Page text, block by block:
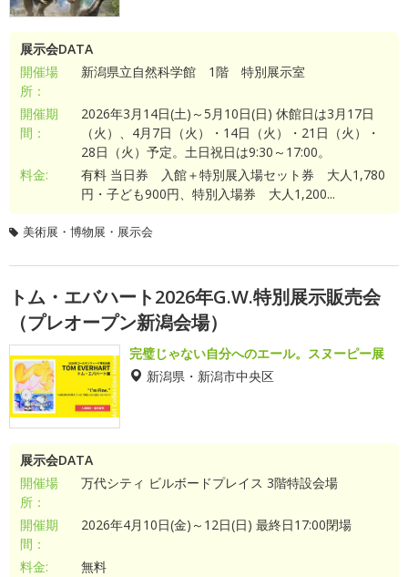
展示会DATA
開催場
所：
新潟県立自然科学館 1階 特別展示室
開催期
間：
2026年3月14日(土)～5月10日(日) 休館日は3月17日
（火）、4月7日（火）・14日（火）・21日（火）・
28日（火）予定。土日祝日は9:30～17:00。
料金:
有料 当日券 入館＋特別展入場セット券 大人1,780
円・子ども900円、特別入場券 大人1,200...
美術展・博物展・展示会
トム・エバハート2026年G.W.特別展示販売会
（プレオープン新潟会場）
完璧じゃない自分へのエール。スヌーピー展
新潟県・新潟市中央区
展示会DATA
開催場
所：
万代シティ ビルボードプレイス 3階特設会場
開催期
間：
2026年4月10日(金)～12日(日) 最終日17:00閉場
料金: 無料